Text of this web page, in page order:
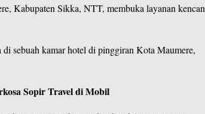
Kabupaten Sikka, NTT, membuka layanan kencan
sebuah kamar hotel di pinggiran Kota Maumere,
Sopir Travel di Mobil